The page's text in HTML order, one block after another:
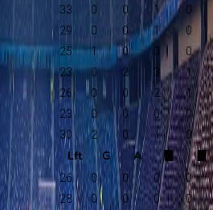
33 0 0 1
0
29 0 0 1
0
25 1 0 0
0
23 0 2 3
1
26 0 0 2
1
23 0 0 0
0
30 2 0 1 0
Lft G A
26 0 0 0
0
28 0 0 0
0